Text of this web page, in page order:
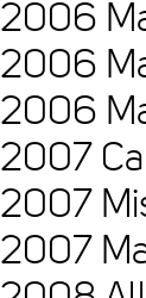
2006
2006
2006
2007
2007
2007